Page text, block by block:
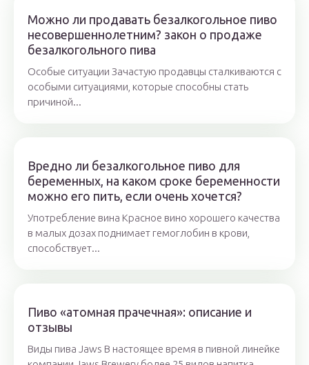
Можно ли продавать безалкогольное пиво
несовершеннолетним? закон о продаже
безалкогольного пива
Особые ситуации Зачастую продавцы сталкиваются с
особыми ситуациями, которые способны стать
причиной...
Вредно ли безалкогольное пиво для
беременных, на каком сроке беременности
можно его пить, если очень хочется?
Употребление вина Красное вино хорошего качества
в малых дозах поднимает гемоглобин в крови,
способствует...
Пиво «атомная прачечная»: описание и
отзывы
Виды пива Jaws В настоящее время в пивной линейке